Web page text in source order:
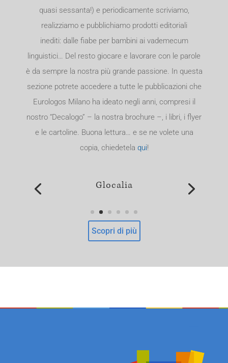
quasi sessanta!) e periodicamente scriviamo,
realizziamo e pubblichiamo prodotti editoriali
inediti: dalle fiabe per bambini ai vademecum
linguistici… Del resto giocare e lavorare con le parole
è da sempre la nostra più grande passione. In questa
sezione potrete accedere a tutte le pubblicazioni che
Eurologos Milano ha ideato negli anni, compresi il
nostro “Decalogo” – la nostra brochure –, i libri, i flyer
e le cartoline. Buona lettura… e se ne volete una
copia, chiedetela qui!
Glocalia
Scopri di più